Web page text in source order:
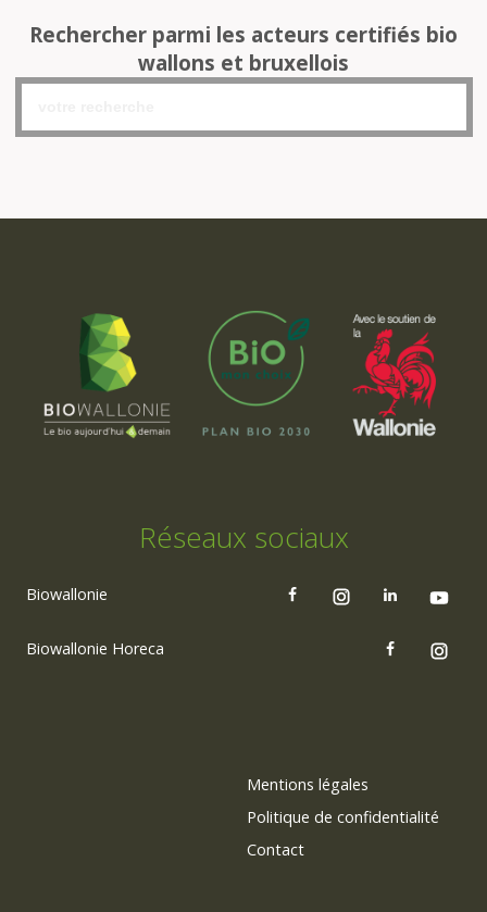
Rechercher parmi les acteurs certifiés bio
wallons et bruxellois
Réseaux sociaux
Biowallonie
Biowallonie Horeca
Mentions légales
Politique de confidentialité
Contact